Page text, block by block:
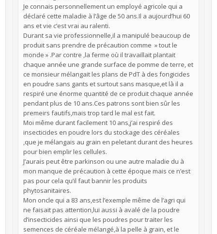
Je connais personnellement un employé agricole qui a
déclaré cette maladie à l’âge de 50 ans.Il a aujourd’hui 60
ans et vie c’est vrai au ralenti.
Durant sa vie professionnelle,il a manipulé beaucoup de
produit sans prendre de précaution comme » tout le
monde » .Par contre ,la ferme où il travaillait plantait
chaque année une grande surface de pomme de terre, et
ce monsieur mélangait les plans de PdT à des fongicides
en poudre sans gants et surtout sans masque,et là il a
respiré une énorme quantité de ce produit chaque année
pendant plus de 10 ans.Ces patrons sont bien sûr les
premeirs fautifs,mais trop tard le mal est fait.
Moi même durant facilement 10 ans,j’ai respiré des
insecticides en poudre lors du stockage des céréales
,que je mélangais au grain en peletant durant des heures
pour bien emplir les cellules.
J’aurais peut être parkinson ou une autre maladie du à
mon manque de précaution à cette époque mais ce n’est
pas pour cela qu’il faut bannir les produits
phytosanitaires.
Mon oncle qui a 83 ans,est l’exemple même de l’agri qui
ne faisait pas attention,lui aussi à avalé de la poudre
d’insecticides ainsi que les poudres pour traiter les
semences de céréale mélangé,à la pelle à grain, et le